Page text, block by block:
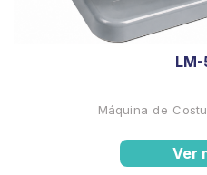
Máquina de
Ver